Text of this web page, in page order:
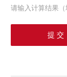
请输入计算结果